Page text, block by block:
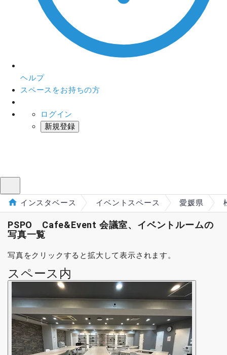
ヘルプ
スペースをお持ちの方
ログイン
新規登録
インスタベース イベントスペース 愛媛県
PSPO Cafe&Event 会議室、イベントルームの
写真一覧
写真をクリックすると拡大して表示されます。
スペース内